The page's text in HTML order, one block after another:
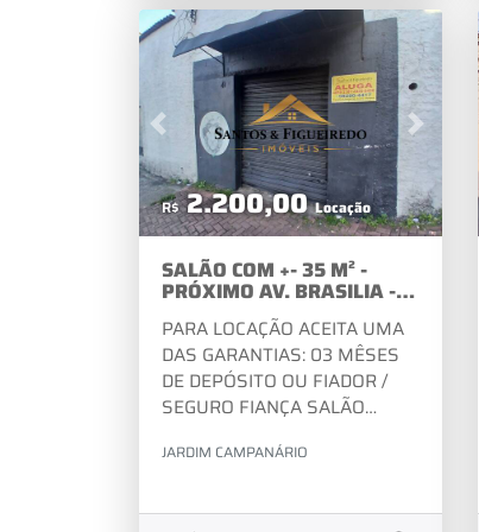
novíssimo. Agende sua visita e
venha conferir pessoalmente
tudo o que este imóvel tem a
oferecer!
4056-2381 - FIXOVISITE
NOSSO SITE:
Previous Next
SALÃO COM +- 35 M² -
PRÓXIMO AV. BRASILIA -
JD. CAMPÁNARIO -
DIADEMA
PARA LOCAÇÃO ACEITA UMA
DAS GARANTIAS: 03 MÊSES
DE DEPÓSITO OU FIADOR /
SEGURO FIANÇA SALÃO
CAMPANÁRIO |
oportunidade para instalar o
R$2.200,00Locação
JARDIM CAMPANÁRIO